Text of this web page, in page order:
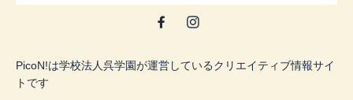
PicoN!は学校法人呉学園が運営しているクリエイティブ情報サイ
トです